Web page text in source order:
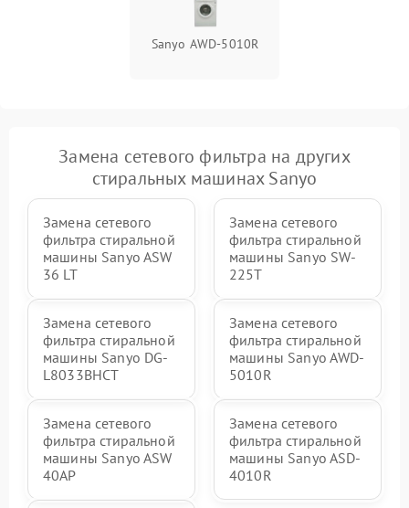
Sanyo AWD-5010R
Замена сетевого фильтра на других
стиральных машинах Sanyo
Замена сетевого
фильтра стиральной
машины Sanyo ASW
36 LT
Замена сетевого
фильтра стиральной
машины Sanyo SW-
225T
Замена сетевого
фильтра стиральной
машины Sanyo DG-
L8033BHCT
Замена сетевого
фильтра стиральной
машины Sanyo AWD-
5010R
Замена сетевого
фильтра стиральной
машины Sanyo ASW
40AP
Замена сетевого
фильтра стиральной
машины Sanyo ASD-
4010R